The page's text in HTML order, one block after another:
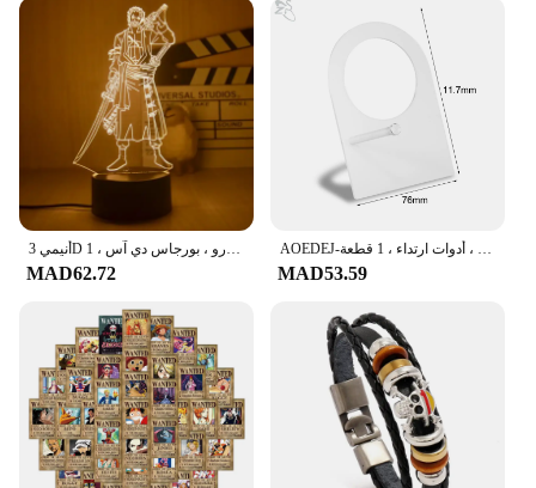
أنيمي 3D وهم إضاءة ليلية ليد ، مصباح طاولة مكتب ، نموذج ألعاب شخصيات كرتونية ، لوفي ، زورو ، بورجاس دي آس ، 1
MAD62.72
AOEDEJ-أداة عرض ثقب السيليكون المرنة الناعمة ، نماذج جسم الإنسان ، لون اللحم ، الأنف ، الأذن ، الفم ، اللسان ، أدوات ارتداء ، 1 قطعة
MAD53.59